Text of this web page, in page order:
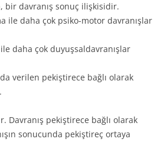
bir davranış sonuç ilişkisidir.
ile daha çok psiko-motor davranışlar
daha çok duyuşsaldavranışlar
verilen pekiştirece bağlı olarak
Davranış pekiştirece bağlı olarak
sonucunda pekiştireç ortaya